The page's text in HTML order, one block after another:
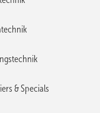
& Specials